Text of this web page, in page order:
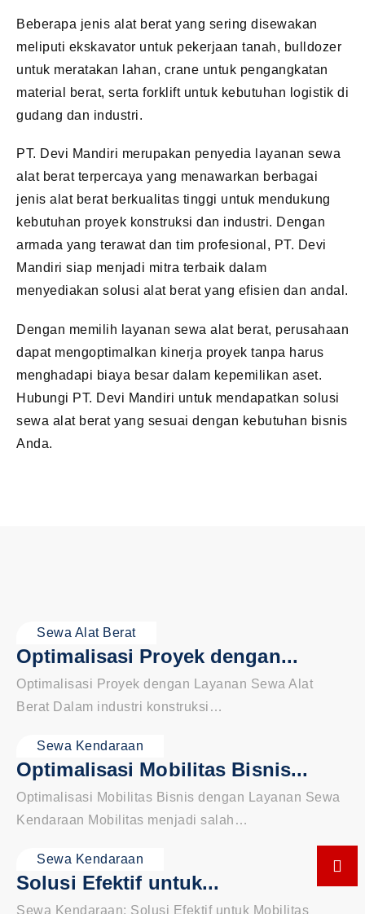
Beberapa jenis alat berat yang sering disewakan
meliputi ekskavator untuk pekerjaan tanah, bulldozer
untuk meratakan lahan, crane untuk pengangkatan
material berat, serta forklift untuk kebutuhan logistik di
gudang dan industri.
PT. Devi Mandiri merupakan penyedia layanan sewa
alat berat terpercaya yang menawarkan berbagai
jenis alat berat berkualitas tinggi untuk mendukung
kebutuhan proyek konstruksi dan industri. Dengan
armada yang terawat dan tim profesional, PT. Devi
Mandiri siap menjadi mitra terbaik dalam
menyediakan solusi alat berat yang efisien dan andal.
Dengan memilih layanan sewa alat berat, perusahaan
dapat mengoptimalkan kinerja proyek tanpa harus
menghadapi biaya besar dalam kepemilikan aset.
Hubungi PT. Devi Mandiri untuk mendapatkan solusi
sewa alat berat yang sesuai dengan kebutuhan bisnis
Anda.
Sewa Alat Berat
Optimalisasi Proyek dengan...
Optimalisasi Proyek dengan Layanan Sewa Alat
Berat Dalam industri konstruksi…
Sewa Kendaraan
Optimalisasi Mobilitas Bisnis...
Optimalisasi Mobilitas Bisnis dengan Layanan Sewa
Kendaraan Mobilitas menjadi salah…
Sewa Kendaraan
Solusi Efektif untuk...
Sewa Kendaraan: Solusi Efektif untuk Mobilitas